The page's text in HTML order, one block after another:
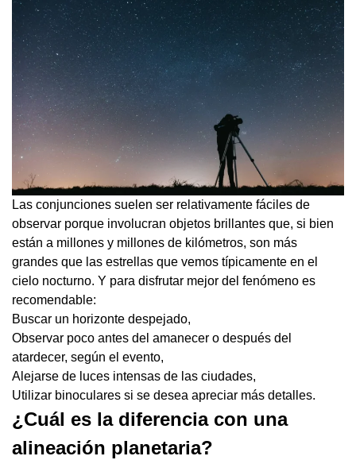
Las conjunciones suelen ser relativamente fáciles de
observar porque involucran objetos brillantes que, si bien
están a millones y millones de kilómetros, son más
grandes que las estrellas que vemos típicamente en el
cielo nocturno. Y para disfrutar mejor del fenómeno es
recomendable:
Buscar un horizonte despejado,
Observar poco antes del amanecer o después del
atardecer, según el evento,
Alejarse de luces intensas de las ciudades,
Utilizar binoculares si se desea apreciar más detalles.
¿Cuál es la diferencia con una
alineación planetaria?